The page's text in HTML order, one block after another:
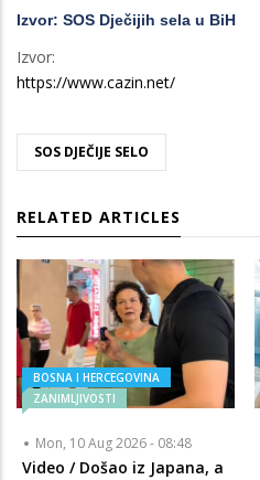
Izvor: SOS Dječijih sela u BiH
Izvor:
https://www.cazin.net/
SOS DJEČIJE SELO
RELATED ARTICLES
BOSNA I HERCEGOVINA
ZANIMLJIVOSTI
Mon, 10 Aug 2026 - 08:48
Video / Došao iz Japana, a